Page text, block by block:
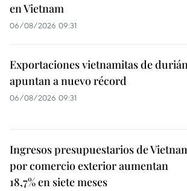
en Vietnam
06/08/2026 09:31
Exportaciones vietnamitas de durián
apuntan a nuevo récord
06/08/2026 09:31
Ingresos presupuestarios de
por comercio exterior aumentan
18,7% en siete meses